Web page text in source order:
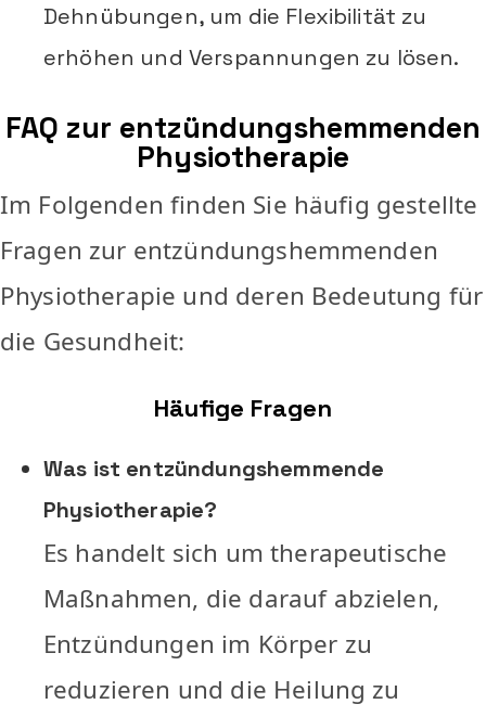
Dehnübungen, um die Flexibilität zu
erhöhen und Verspannungen zu lösen.
FAQ zur entzündungshemmenden
Physiotherapie
Im Folgenden finden Sie häufig gestellte
Fragen zur entzündungshemmenden
Physiotherapie und deren Bedeutung für
die Gesundheit:
Häufige Fragen
Was ist entzündungshemmende
Physiotherapie?
Es handelt sich um therapeutische
Maßnahmen, die darauf abzielen,
Entzündungen im Körper zu
reduzieren und die Heilung zu